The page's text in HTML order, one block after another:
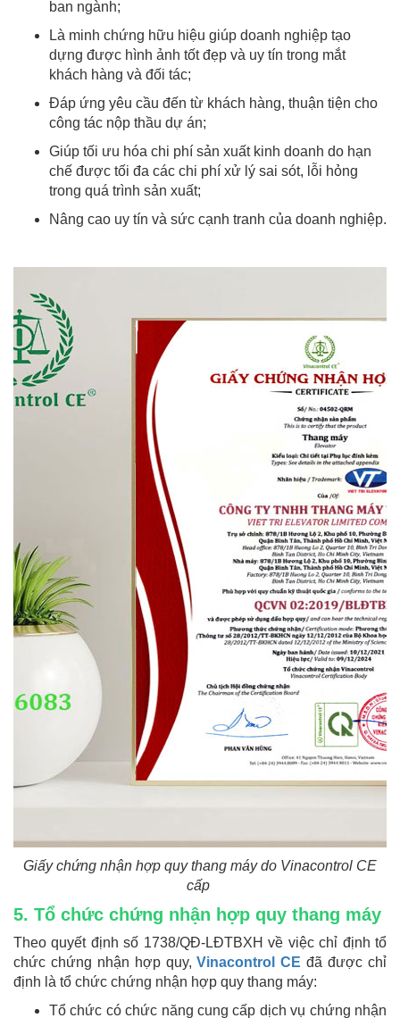
ban ngành;
Là minh chứng hữu hiệu giúp doanh nghiệp tạo
dựng được hình ảnh tốt đẹp và uy tín trong mắt
khách hàng và đối tác;
Đáp ứng yêu cầu đến từ khách hàng, thuận tiện cho
công tác nộp thầu dự án;
Giúp tối ưu hóa chi phí sản xuất kinh doanh do hạn
chế được tối đa các chi phí xử lý sai sót, lỗi hỏng
trong quá trình sản xuất;
Nâng cao uy tín và sức cạnh tranh của doanh nghiệp.
Giấy chứng nhận hợp quy thang máy do Vinacontrol CE
cấp
5. Tổ chức chứng nhận hợp quy thang máy
Theo quyết định số 1738/QĐ-LĐTBXH về việc chỉ định tổ
chức chứng nhận hợp quy,Vinacontrol CE đã được chỉ
định là tổ chức chứng nhận hợp quy thang máy:
Tổ chức có chức năng cung cấp dịch vụ chứng nhận